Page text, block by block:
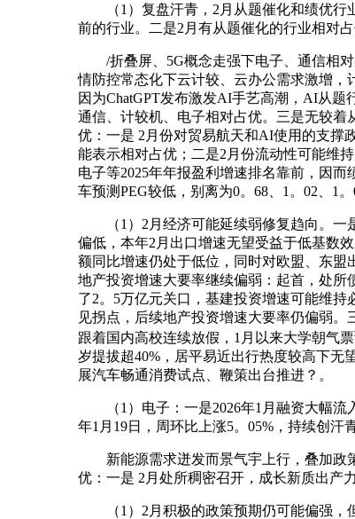
（1）复盘汗青，2月从题催化和绩优行业
前的行业。二是2月有从题催化的行业相对
/折叠屏、5G概念走强下电子、通信相对
情防控常态化下云计较、云办公需求激增，
因为ChatGPT发布激发AI手艺高潮，AI从
通信、计较机、电子相对占优。三是无较
优：一是 2月份对贸易航天和AI使用的支撑
能表示相对占优；二是2月份流动性可能维
电子等2025年年报盈利增速排名靠前，因
车预测PEG较低，别离为0。68、1。02、1
（1）2月经济可能延续弱修复趋向。一是
偏低，本年2月出口增速无望受益于低基数
额同比增速仍处于低位，同时对欧盟、东盟
地产投资增速大要率继续偏弱：起首，处所
了2。5万亿元关口，基建投资增速可能维
见拐点，后续地产投资增速大要率仍偏弱
跟着国内高校连续放假，1月以来大学朝气
岁提拔超40%，居平易近出行热度较高下
展汽车畅通消费试点、鞭策出台推进？。
（1）电子：一是2026年1月融资大幅流入
年1月19日，周环比上涨5。05%，持续创汗
新能源需求迸发而景气宇上行，叠加政策
优：一是 2月处所稠密召开，成长新质出产
（1）2月积极的政策预期仍可能偏强，